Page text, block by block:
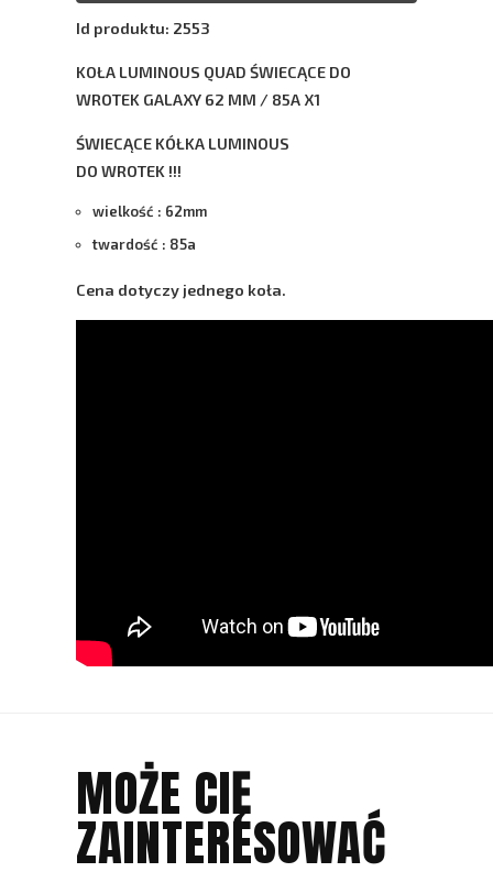
Id produktu: 2553
KOŁA LUMINOUS QUAD ŚWIECĄCE DO
WROTEK GALAXY 62 MM / 85A X1
ŚWIECĄCE KÓŁKA LUMINOUS
DO WROTEK !!!
wielkość : 62mm
twardość : 85a
Cena dotyczy jednego koła.
MOŻE CIĘ
ZAINTERESOWAĆ